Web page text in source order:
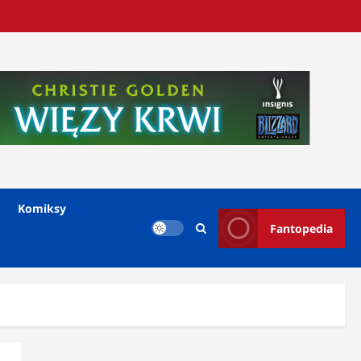
Komiksy
Fantopedia